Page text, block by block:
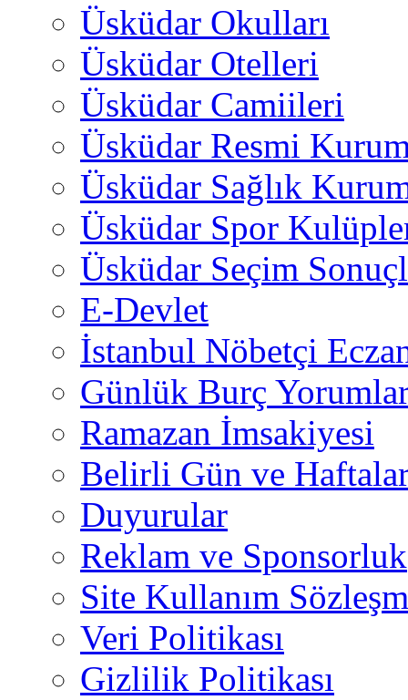
Üsküdar Okulları
Üsküdar Otelleri
Üsküdar Camiileri
Üsküdar Resmi
Üsküdar Sağlık
Üsküdar Spor
Üsküdar Seçim
E-Devlet
İstanbul Nöbetçi
Günlük Burç
Ramazan İmsakiyesi
Belirli Gün ve
Duyurular
Reklam ve Sponsorluk
Site Kullanım
Veri Politikası
Gizlilik Politikası